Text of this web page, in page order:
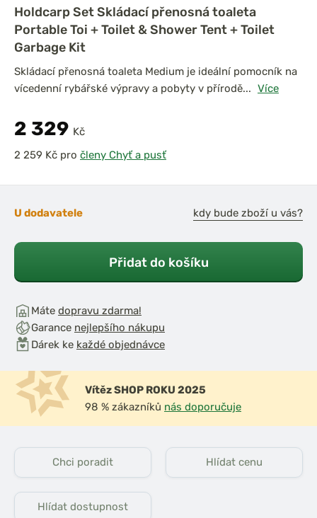
Holdcarp Set Skládací přenosná toaleta
Portable Toi + Toilet & Shower Tent + Toilet
Garbage Kit
Skládací přenosná toaleta Medium je ideální pomocník na
vícedenní rybářské výpravy a pobyty v přírodě... Více
2 329 Kč
pro členy Chyť a pusť
U dodavatele kdy bude zboží u vás?
Přidat do košíku
Máte dopravu zdarma!
Garance nejlepšího nákupu
Dárek ke každé objednávce
Vítěz SHOP ROKU 2025
98 % zákazníků nás doporučuje
Chci poradit Hlídat cenu
Hlídat dostupnost